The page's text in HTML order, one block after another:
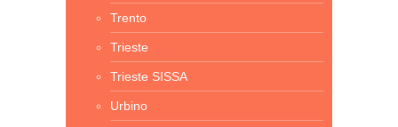
Trento
Trieste
Trieste SISSA
Urbino